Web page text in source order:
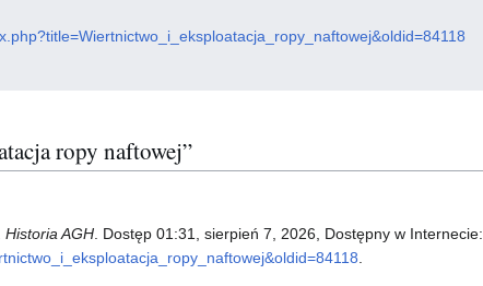
ropy naftowej”
Historia AGH. Dostęp 01:31, sierpień 7, 2026, Dostępny w Internecie:
.